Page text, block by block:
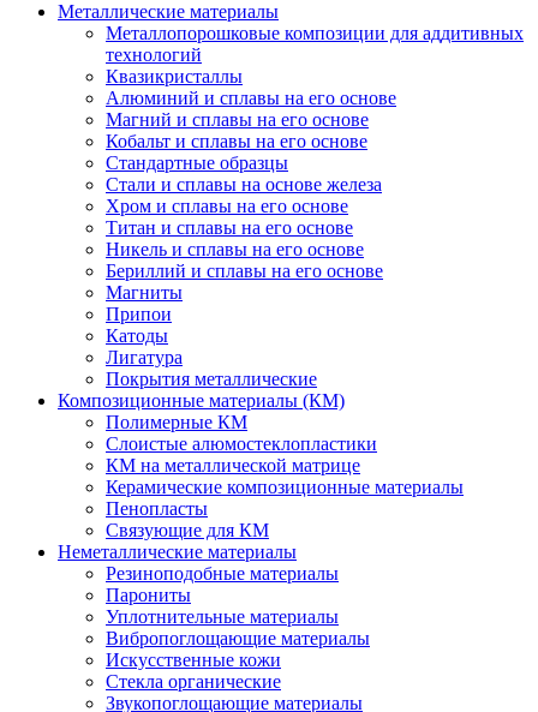
Металлические материалы
Металлопорошковые композиции для аддитивных
технологий
Квазикристаллы
Алюминий и сплавы на его основе
Магний и сплавы на его основе
Кобальт и сплавы на его основе
Стандартные образцы
Стали и сплавы на основе железа
Хром и сплавы на его основе
Титан и сплавы на его основе
Никель и сплавы на его основе
Бериллий и сплавы на его основе
Магниты
Припои
Катоды
Лигатура
Покрытия металлические
Композиционные материалы (КМ)
Полимерные КМ
Слоистые алюмостеклопластики
КМ на металлической матрице
Керамические композиционные материалы
Пенопласты
Связующие для КМ
Неметаллические материалы
Резиноподобные материалы
Парониты
Уплотнительные материалы
Вибропоглощающие материалы
Искусственные кожи
Стекла органические
Звукопоглощающие материалы